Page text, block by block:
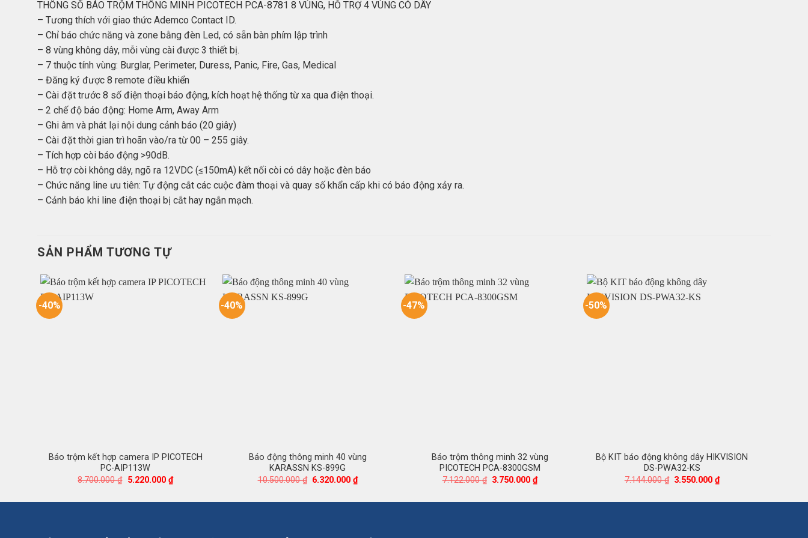
THÔNG SỐ BÁO TRỘM THÔNG MINH PICOTECH PCA-8781 8 VÙNG, HỖ TRỢ 4 VÙNG CÓ DÂY
– Tương thích với giao thức Ademco Contact ID.
– Chỉ báo chức năng và zone bằng đèn Led, có sẵn bàn phím lập trình
– 8 vùng không dây, mỗi vùng cài được 3 thiết bị.
– 7 thuộc tính vùng: Burglar, Perimeter, Duress, Panic, Fire, Gas, Medical
– Đăng ký được 8 remote điều khiển
– Cài đặt trước 8 số điện thoại báo động, kích hoạt hệ thống từ xa qua điện thoại.
– 2 chế độ báo động: Home Arm, Away Arm
– Ghi âm và phát lại nội dung cảnh báo (20 giây)
– Cài đặt thời gian trì hoãn vào/ra từ 00 – 255 giây.
– Tích hợp còi báo động >90dB.
– Hỗ trợ còi không dây, ngõ ra 12VDC (≤150mA) kết nối còi có dây hoặc đèn báo
– Chức năng line ưu tiên: Tự động cắt các cuộc đàm thoại và quay số khẩn cấp khi có báo động xảy ra.
– Cảnh báo khi line điện thoại bị cắt hay ngắn mạch.
SẢN PHẨM TƯƠNG TỰ
-40%
Báo trộm kết hợp camera IP PICOTECH
PC-AIP113W
8.700.000₫ Giá
8.700.000 ₫.
5.220.000 ₫Giá
hiện
là:
-40%
Báo động thông minh 40 vùng
KARASSN KS-899G
10.500.000₫ Giá
10.500.000 ₫.
6.320.000 ₫Giá
hiện
là:
-47%
Báo trộm thông minh 32 vùng
PICOTECH PCA-8300GSM
7.122.000₫ Giá
7.122.000 ₫.
3.750.000 ₫Giá
hiện
là:
-50%
Bộ KIT báo động không dây HIKVISION
DS-PWA32-KS
7.144.000₫ Giá
7.144.000 ₫.
3.550.000₫Giá
hiện
là: